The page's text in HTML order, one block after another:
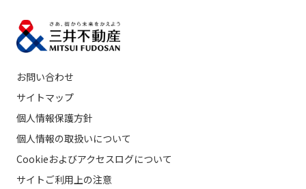
お問い合わせ
サイトマップ
個人情報保護方針
個人情報の取扱いについて
Cookieおよびアクセスログについて
サイトご利用上の注意